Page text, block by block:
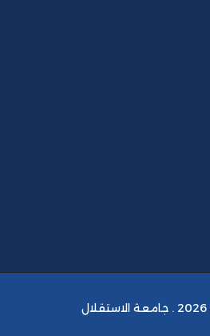
جامعة الاستقلال